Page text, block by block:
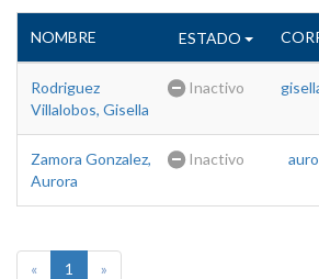
NOMBRE ESTADO
Rodriguez
Villalobos, Gisella
Inactivo
Zamora Gonzalez,
Aurora
Inactivo
« 1 »